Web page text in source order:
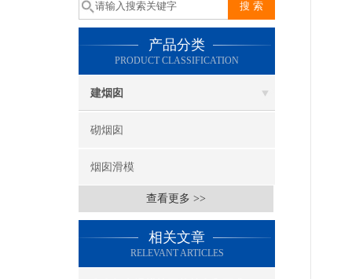
产品分类
PRODUCT CLASSIFICATION
建烟囱
砌烟囱
烟囱滑模
查看更多 >>
相关文章
RELEVANT ARTICLES